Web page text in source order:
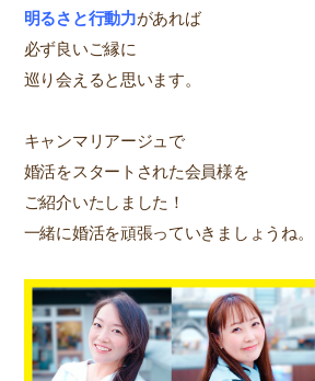
明るさと行動力があれば
必ず良いご縁に
巡り会えると思います。
キャンマリアージュで
婚活をスタートされた会員様を
ご紹介いたしました！
一緒に婚活を頑張っていきましょうね。